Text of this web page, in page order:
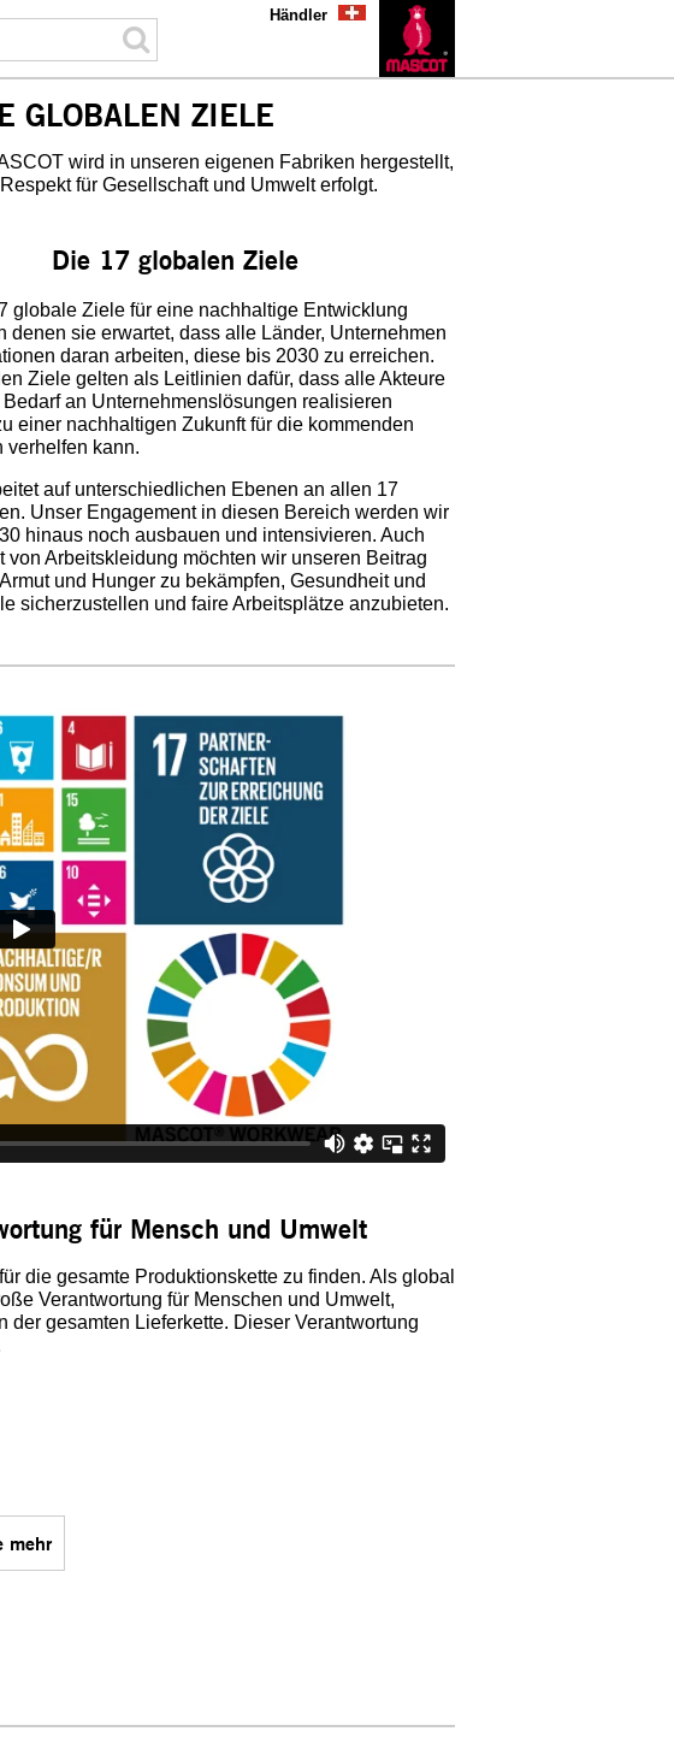
Händler
GLOBALEN ZIELE
wird in unseren eigenen Fabriken hergestellt,
für Gesellschaft und Umwelt erfolgt.
Die 17 globalen Ziele
globale Ziele für eine nachhaltige Entwicklung
denen sie erwartet, dass alle Länder, Unternehmen
daran arbeiten, diese bis 2030 zu erreichen.
Ziele gelten als Leitlinien dafür, dass alle Akteure
an Unternehmenslösungen realisieren
einer nachhaltigen Zukunft für die kommenden
verhelfen kann.
auf unterschiedlichen Ebenen an allen 17
Unser Engagement in diesen Bereich werden wir
hinaus noch ausbauen und intensivieren. Auch
von Arbeitskleidung möchten wir unseren Beitrag
und Hunger zu bekämpfen, Gesundheit und
sicherzustellen und faire Arbeitsplätze anzubieten.
für Mensch und Umwelt
die gesamte Produktionskette zu finden. Als global
Verantwortung für Menschen und Umwelt,
gesamten Lieferkette. Dieser Verantwortung
mehr